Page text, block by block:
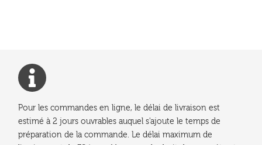
Pour les commandes en ligne, le délai de livraison est
estimé à 2 jours ouvrables auquel s'ajoute le temps de
préparation de la commande. Le délai maximum de